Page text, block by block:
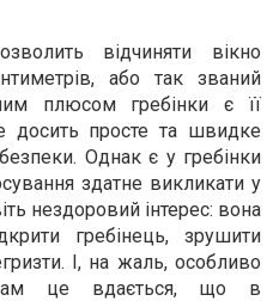
відчиняти вікно
або так званий
плюсом гребінки є її
досить просте та швидке
Однак є у гребінки
здатне викликати у
нездоровий інтерес: вона
гребінець, зрушити
І, на жаль, особливо
це вдається, що в